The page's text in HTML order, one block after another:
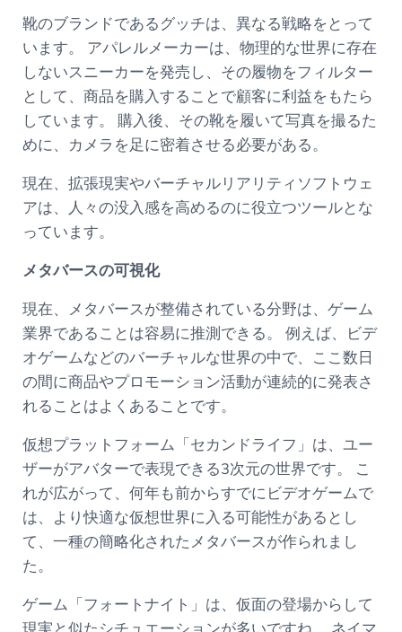
靴のブランドであるグッチは、異なる戦略をとって
います。 アパレルメーカーは、物理的な世界に存在
しないスニーカーを発売し、その履物をフィルター
として、商品を購入することで顧客に利益をもたら
しています。 購入後、その靴を履いて写真を撮るた
めに、カメラを足に密着させる必要がある。
現在、拡張現実やバーチャルリアリティソフトウェ
アは、人々の没入感を高めるのに役立つツールとな
っています。
メタバースの可視化
現在、メタバースが整備されている分野は、ゲーム
業界であることは容易に推測できる。 例えば、ビデ
オゲームなどのバーチャルな世界の中で、ここ数日
の間に商品やプロモーション活動が連続的に発表さ
れることはよくあることです。
仮想プラットフォーム「セカンドライフ」は、ユー
ザーがアバターで表現できる3次元の世界です。 こ
れが広がって、何年も前からすでにビデオゲームで
は、より快適な仮想世界に入る可能性があるとし
て、一種の簡略化されたメタバースが作られまし
た。
ゲーム「フォートナイト」は、仮面の登場からして